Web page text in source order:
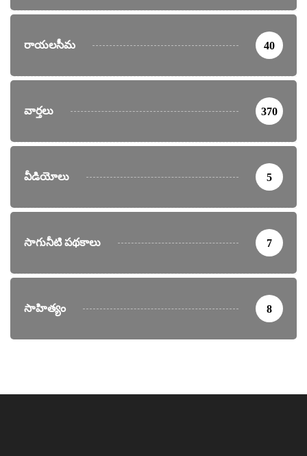
రాయలసీమ 40
వార్తలు 370
వీడియోలు 5
సాగునీటి పథకాలు 7
సాహిత్యం 8